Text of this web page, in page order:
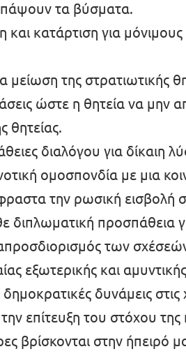
πάψουν τα βύσματα.
κατάρτιση για
μείωση της στρατιωτικής
ώστε η θητεία να μην
θητείας.
διαλόγου για δίκαιη
ομοσπονδία με μια
την ρωσική εισβολή
διπλωματική προσπάθεια
των
εξωτερικής και
δημοκρατικές δυνάμεις
την επίτευξη του στόχου
βρίσκονται στην ήπειρό